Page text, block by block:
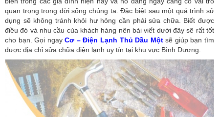
quan trọng trong đời sống chúng ta. Đặc biệt sau một quá trình sử
dụng sẽ không tránh khỏi hư hỏng cần phải sửa chữa. Biết được
điều đó và nhu cầu của khách hàng nên bài viết dưới đây sẽ rất tốt
cho bạn. Gọi ngayCơ – Điện Lạnh Thủ Dầu Một sẽ giúp bạn tìm
được địa chỉ sửa chữa điện lạnh uy tín tại khu vực Bình Dương.